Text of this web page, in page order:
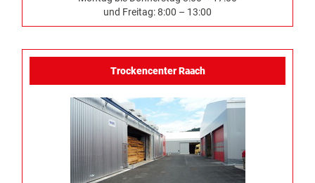
und Freitag: 8:00 – 13:00
Trockencenter Raach